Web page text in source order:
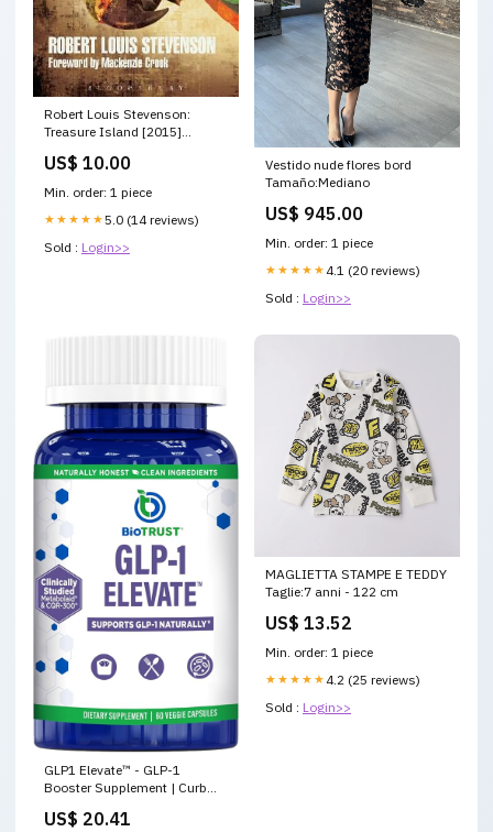
Robert Louis Stevenson:
Treasure Island [2015]
US$ 10.00
Min. order: 1 piece
★★★★★5.0 (14 reviews)
Sold : Login>>
Vestido nude flores bord
Tamaño:Mediano
US$ 945.00
Min. order: 1 piece
★★★★★ 4.1 (20 reviews)
Sold : Login>>
GLP1 Elevate™ - GLP-1
Booster Supplement | Curb
Health | Increase Natural
US$ 20.41
MAGLIETTA STAMPE E TEDDY
Taglie:7 anni - 122 cm
US$ 13.52
Min. order: 1 piece
★★★★★ 4.2 (25 reviews)
Sold : Login>>